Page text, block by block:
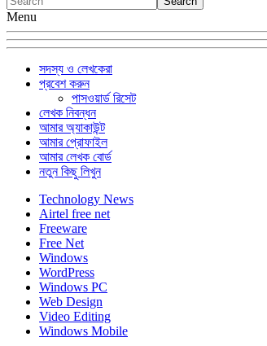
Menu
সদস্য ও লেখকেরা
প্রবেশ করুন
পাসওয়ার্ড রিসেট
লেখক নিবন্ধন
আমার অ্যাকাউন্ট
আমার প্রোফাইল
আমার লেখক বোর্ড
নতুন কিছু লিখুন
Technology News
Airtel free net
Freeware
Free Net
Windows
WordPress
Windows PC
Web Design
Video Editing
Windows Mobile